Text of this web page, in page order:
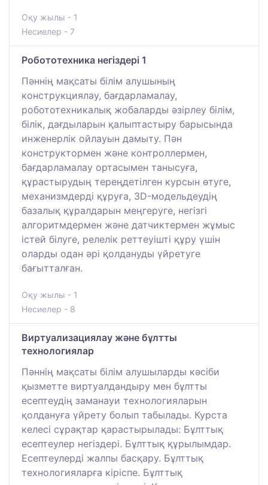
Оқу жылы - 1
Несиелер - 7
Робототехника негіздері 1
Пәннің мақсаты білім алушының
конструкциялау, бағдарламалау,
робототехникалық жобаларды әзірлеу білім,
білік, дағдыларын қалыптастыру барысында
инженерлік ойлауын дамыту. Пән
конструктормен және контроллермен,
бағдарламалау ортасымен танысуға,
құрастырудың тереңдетілген курсын өтуге,
механизмдерді құруға, 3D-модельдеудің
базалық құралдарын меңгеруге, негізгі
алгоритмдермен және датчиктермен жұмыс
істей білуге, релелік реттеуішті құру үшін
оларды одан әрі қолдануды үйретуге
бағытталған.
Оқу жылы - 1
Несиелер - 8
Виртуализациялау және бұлтты
технологиялар
Пәннің мақсаты білім алушыларды кәсіби
қызметте виртуалдандыру мен бұлтты
есептеудің заманауи технологияларын
қолдануға үйрету болып табылады. Курста
келесі сұрақтар қарастырылады: Бұлттық
есептеулер негіздері. Бұлттық құрылымдар.
Есептеулерді жалпы басқару. Бұлттық
технологияларға кіріспе. Бұлттық